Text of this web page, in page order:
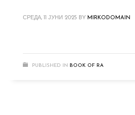
СРЕДА, 11 ЈУНИ 2025 BY MIRKODOMAIN
PUBLISHED IN BOOK OF RA